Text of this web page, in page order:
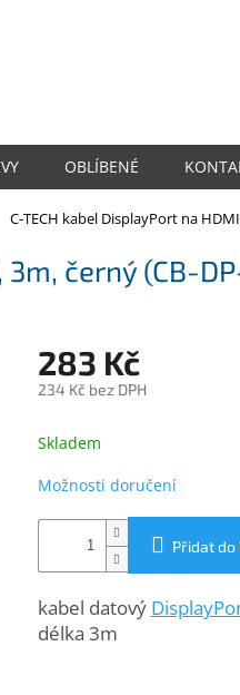
OBLÍBENÉ
C-TECH kabel DisplayPort na
černý (CB-
283 Kč
234 Kč bez DPH
cena:
Skladem
Možnosti doručení
Přidat do
kabel datový
délka 3m